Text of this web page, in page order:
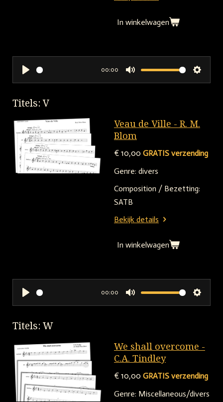
In winkelwagen
P
a
y
00:00
M
e
S
t
n
Titels: V
Veau de Ville - R. M.
Blom
€ 10,00 GRATIS verzending
Genre: divers
Composition / Bezetting:
SATB
Bekijk details
In winkelwagen
P
a
y
00:00
M
e
S
t
n
s
Titels: W
We shall overcome -
C.A. Tindley
€ 10,00 GRATIS verzending
Genre: Miscellaneous/divers